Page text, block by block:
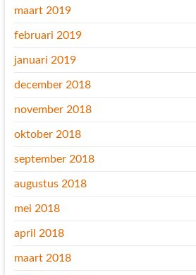
maart 2019
februari 2019
januari 2019
december 2018
november 2018
oktober 2018
september 2018
augustus 2018
mei 2018
april 2018
maart 2018